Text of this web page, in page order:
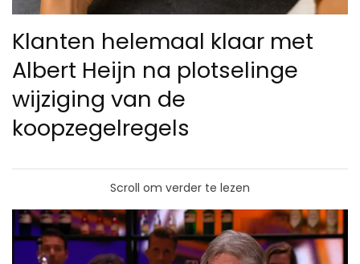
Klanten helemaal klaar met
Albert Heijn na plotselinge
wijziging van de
koopzegelregels
Scroll om verder te lezen